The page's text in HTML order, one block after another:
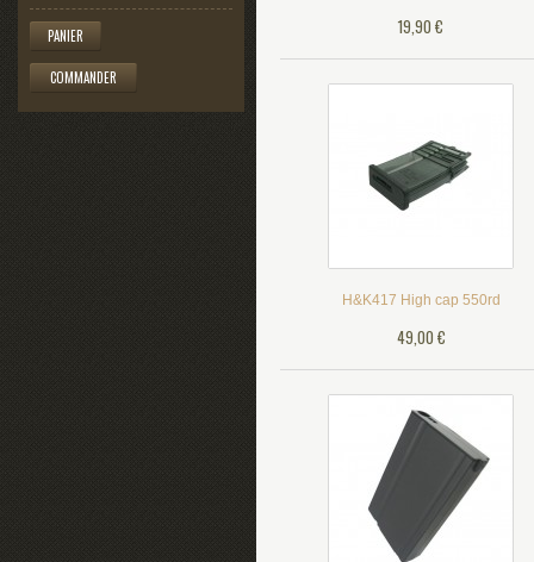
PANIER
COMMANDER
19,90 €
H&K417 High cap 550rd
49,00 €